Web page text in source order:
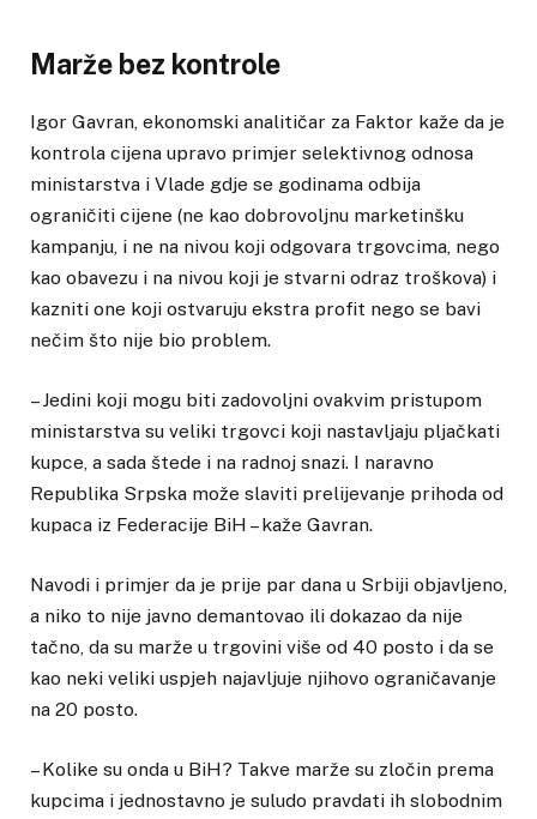
Marže bez kontrole
Igor Gavran, ekonomski analitičar za Faktor kaže da je
kontrola cijena upravo primjer selektivnog odnosa
ministarstva i Vlade gdje se godinama odbija
ograničiti cijene (ne kao dobrovoljnu marketinšku
kampanju, i ne na nivou koji odgovara trgovcima, nego
kao obavezu i na nivou koji je stvarni odraz troškova) i
kazniti one koji ostvaruju ekstra profit nego se bavi
nečim što nije bio problem.
– Jedini koji mogu biti zadovoljni ovakvim pristupom
ministarstva su veliki trgovci koji nastavljaju pljačkati
kupce, a sada štede i na radnoj snazi. I naravno
Republika Srpska može slaviti prelijevanje prihoda od
kupaca iz Federacije BiH – kaže Gavran.
Navodi i primjer da je prije par dana u Srbiji objavljeno,
a niko to nije javno demantovao ili dokazao da nije
tačno, da su marže u trgovini više od 40 posto i da se
kao neki veliki uspjeh najavljuje njihovo ograničavanje
na 20 posto.
– Kolike su onda u BiH? Takve marže su zločin prema
kupcima i jednostavno je suludo pravdati ih slobodnim